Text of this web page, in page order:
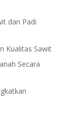
dan Padi
Kualitas Sawit
Secara